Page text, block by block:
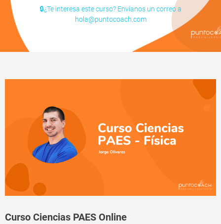
🔒¿Te interesa este curso? Envíanos un correo a
hola@puntocoach.com
Curso Ciencias PAES Online